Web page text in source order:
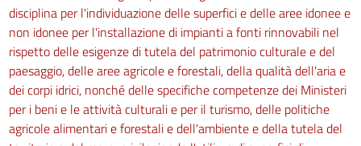
disciplina per l'individuazione delle superfici e delle aree idonee e
non idonee per l'installazione di impianti a fonti rinnovabili nel
rispetto delle esigenze di tutela del patrimonio culturale e del
paesaggio, delle aree agricole e forestali, della qualità dell'aria e
dei corpi idrici, nonché delle specifiche competenze dei Ministeri
per i beni e le attività culturali e per il turismo, delle politiche
agricole alimentari e forestali e dell'ambiente e della tutela del